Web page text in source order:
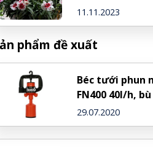
nhiều hoa
11.11.2023
phẩm đề xuất
Béc tưới phun
FN400 40l/h,
ngắn)
29.07.2020